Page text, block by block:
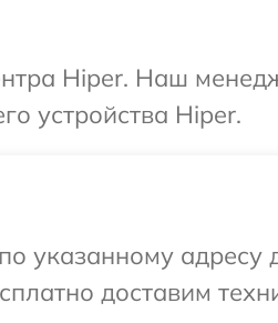
Hiper. Наш
устройства Hiper.
указанному адресу
доставим